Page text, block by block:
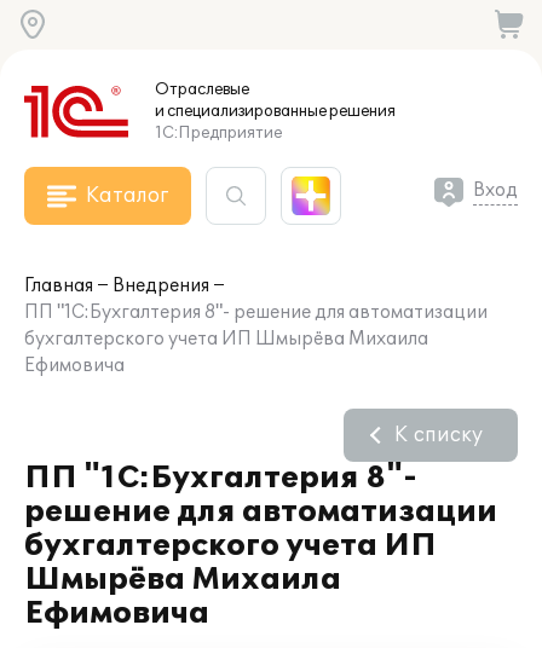
Отраслевые
и специализированныерешения
1С:Предприятие
Каталог Вход
Главная
Внедрения
ПП "1С:Бухгалтерия 8"- решение для автоматизации
бухгалтерского учета ИП Шмырёва Михаила
Ефимовича
ПП "1С:Бухгалтерия 8"-
решение для автоматизации
бухгалтерского учета ИП
Шмырёва Михаила
Ефимовича
К списку